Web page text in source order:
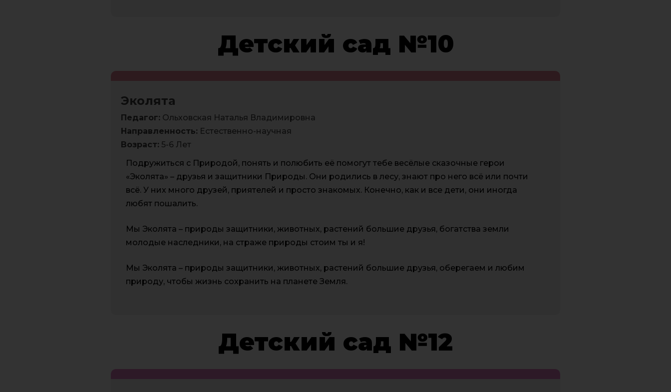
Детский сад №10
Эколята
Педагог: Ольховская Наталья Владимировна
Направленность: Естественно-научная
Возраст: 5-6 Лет
Подружиться с Природой, понять и полюбить её помогут тебе весёлые сказочные герои
«Эколята» – друзья и защитники Природы. Они родились в лесу, знают про него всё или почти
всё. У них много друзей, приятелей и просто знакомых. Конечно, как и все дети, они иногда
любят пошалить.
Мы Эколята – природы защитники, животных, растений большие друзья, богатства земли
молодые наследники, на страже природы стоим ты и я!
Мы Эколята – природы защитники, животных, растений большие друзья, оберегаем и любим
природу, чтобы жизнь сохранить на планете Земля.
Детский сад №12